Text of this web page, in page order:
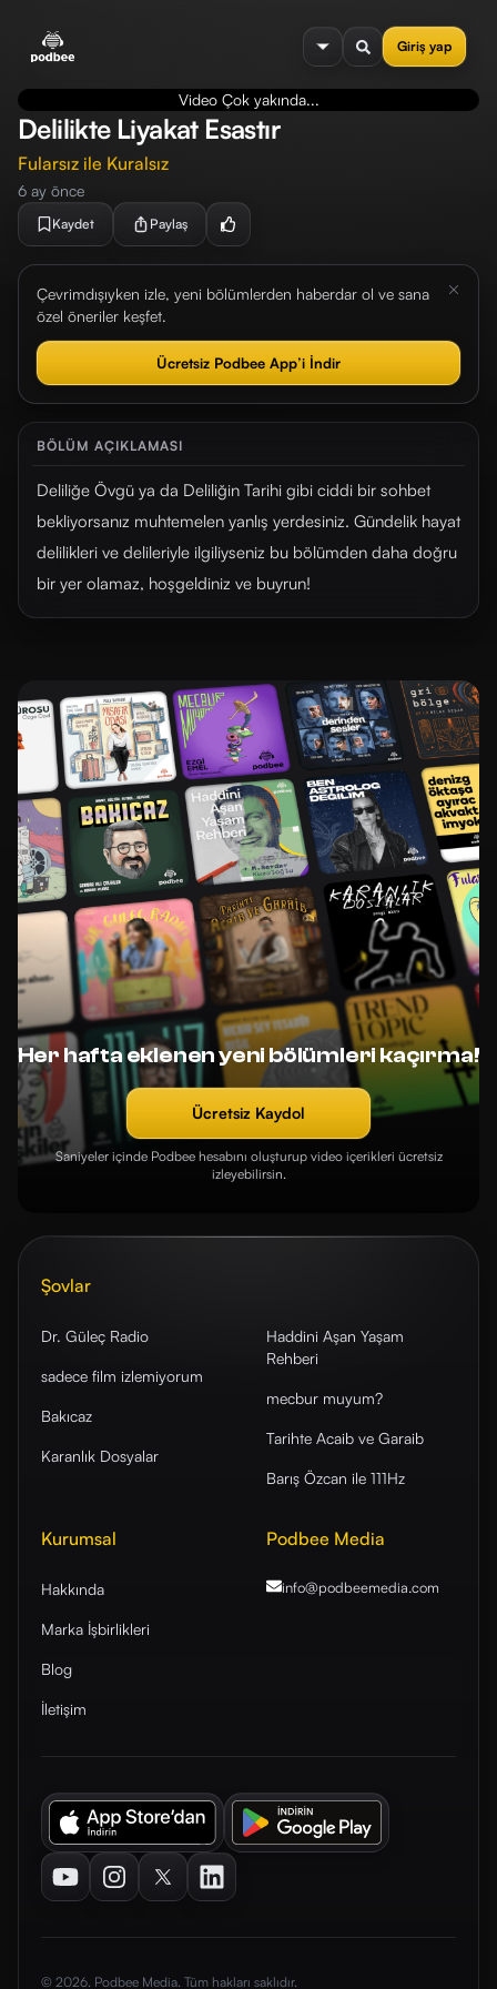
Giriş yap
menu
Video Çok yakında...
Delilikte Liyakat Esastır
Fularsız ile Kuralsız
6 ay önce
Kaydet Paylaş
Çevrimdışıyken izle, yeni bölümlerden haberdar ol ve sana
özel öneriler keşfet.
Ücretsiz Podbee App’i İndir
BÖLÜM AÇIKLAMASI
Deliliğe Övgü ya da Deliliğin Tarihi gibi ciddi bir sohbet
bekliyorsanız muhtemelen yanlış yerdesiniz. Gündelik hayat
delilikleri ve delileriyle ilgiliyseniz bu bölümden daha doğru
bir yer olamaz, hoşgeldiniz ve buyrun!
Her hafta eklenen yeni bölümleri kaçırma!
Ücretsiz Kaydol
Saniyeler içinde Podbee hesabını oluşturup video içerikleri ücretsiz
izleyebilirsin.
Şovlar
Dr. Güleç Radio
sadece film izlemiyorum
Bakıcaz
Karanlık Dosyalar
Haddini Aşan Yaşam
Rehberi
mecbur muyum?
Tarihte Acaib ve Garaib
Barış Özcan ile 111Hz
Kurumsal
Hakkında
Marka İşbirlikleri
Blog
İletişim
Podbee Media
info@podbeemedia.com
YoutubeInstagramTwitterLinkedIn
© 2026. Podbee Media. Tüm hakları saklıdır.